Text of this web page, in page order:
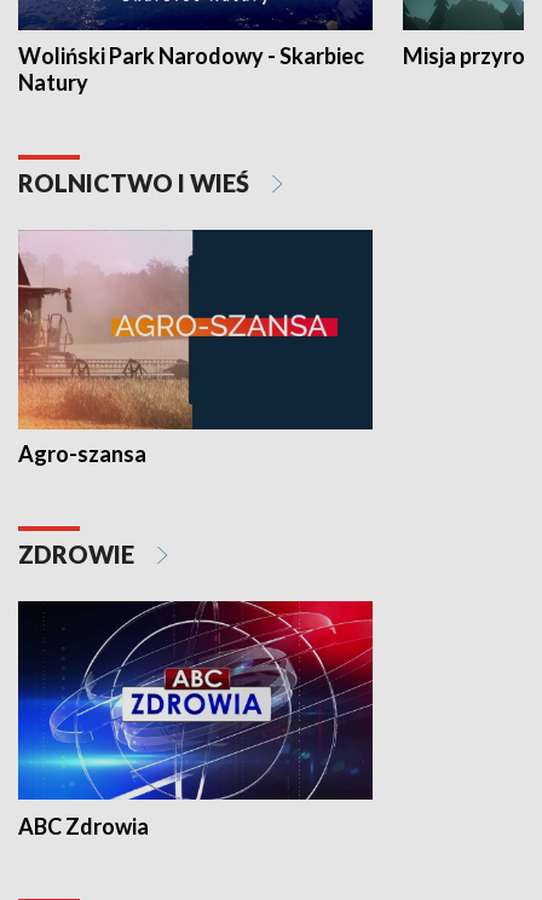
Woliński Park Narodowy - Skarbiec
Natury
Misja
ROLNICTWO I WIEŚ
Agro-szansa
ZDROWIE
ABC Zdrowia